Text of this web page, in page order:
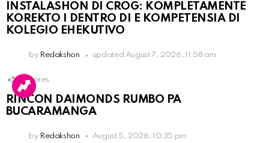
INSTALASHON DI CROG: KOMPLETAMENTE
KOREKTO I DENTRO DI E KOMPETENSIA DI
KOLEGIO EHEKUTIVO
by Redakshon updated August 7, 2026, 11:58 am
Shares
RINCON DAIMONDS RUMBO PA
BUCARAMANGA
by Redakshon August 5, 2026, 10:35 pm